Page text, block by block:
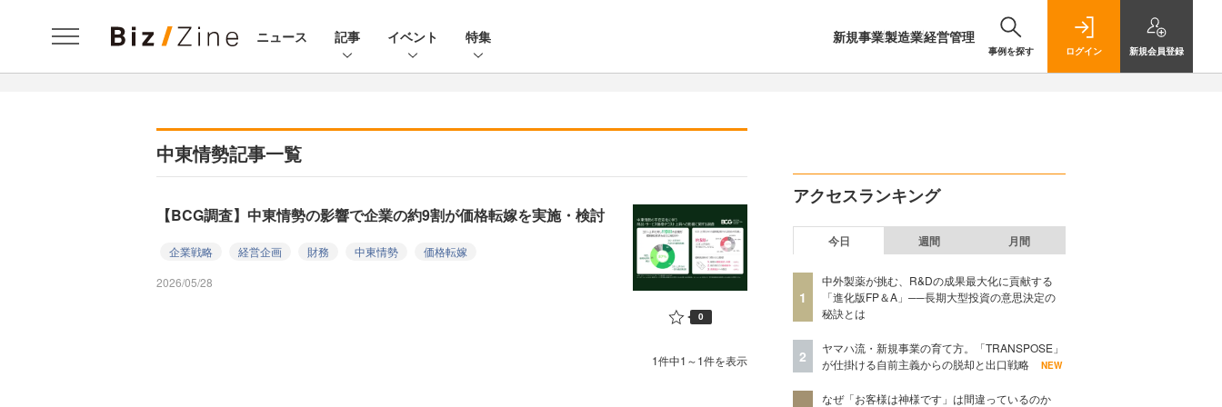
ニュース 記事 イベント 特集 新規事業製造業経営管理
事例を探す ログイン 新規会員登録
中東情勢記事一覧
【BCG調査】中東情勢の影響で企業の約9割が価格転嫁を実施・検討
企業戦略 経営企画 財務 中東情勢
価格転嫁
2026/05/28
0
1件中1～1件を表示
アクセスランキング
今日 週間 月間
1
中外製薬が挑む、R&Dの成果最大化に貢献する
「進化版FP＆A」──長期大型投資の意思決定の
秘訣とは
2
ヤマハ流・新規事業の育て方。「TRANSPOSE」
が仕掛ける自前主義からの脱却と出口戦略
NEW
なぜ「お客様は神様です」は間違っているのか